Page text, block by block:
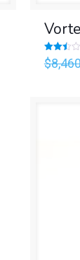
Valorado
en
$